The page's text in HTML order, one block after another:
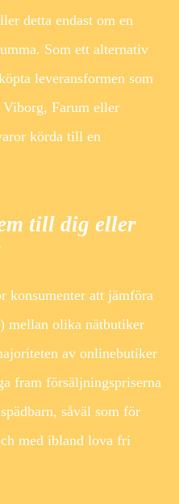
detta endast om en
Som ett alternativ
leveransformen som
Farum eller
körda till en
till dig eller
konsumenter att jämföra
mellan olika nätbutiker
av onlinebutiker
fram försäljningspriserna
såväl som för
med ibland lova fri